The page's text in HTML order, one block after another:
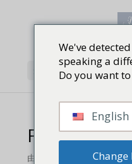
选择页面
Featuring
由 1 条评论
We've
speaking a
Do you want
English